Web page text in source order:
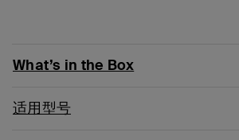
What’s in the Box
适用型号